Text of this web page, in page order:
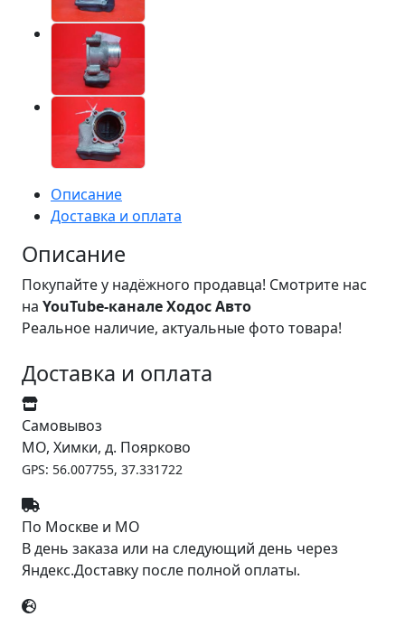
Описание
Доставка и оплата
Описание
Покупайте у надёжного продавца! Смотрите нас
на YouTube-канале Ходос Авто
Реальное наличие, актуальные фото товара!
Доставка и оплата
Самовывоз
МО, Химки, д. Поярково
GPS: 56.007755, 37.331722
По Москве и МО
В день заказа или на следующий день через
Яндекс.Доставку после полной оплаты.